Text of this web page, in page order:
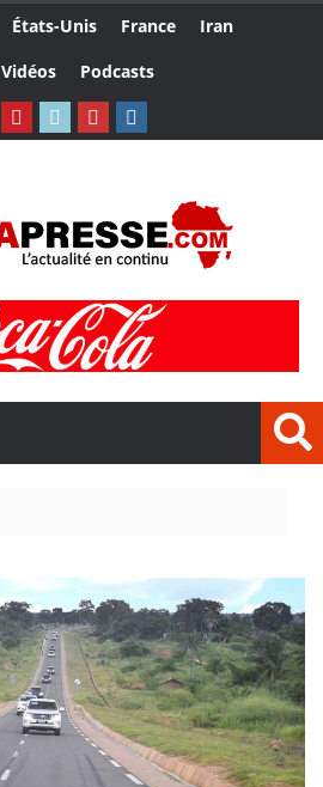
États-Unis France
Iran
Vidéos Podcasts
Réforme
Bénin : Patrice
Aliko Dangote